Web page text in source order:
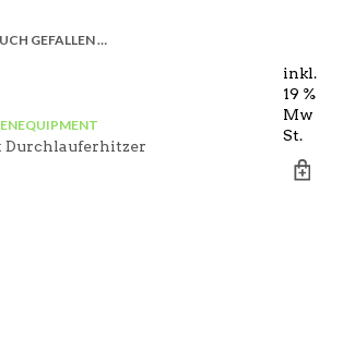
GEFALLEN …
inkl.
19 %
Mw
St.
Durchlauferhitzer